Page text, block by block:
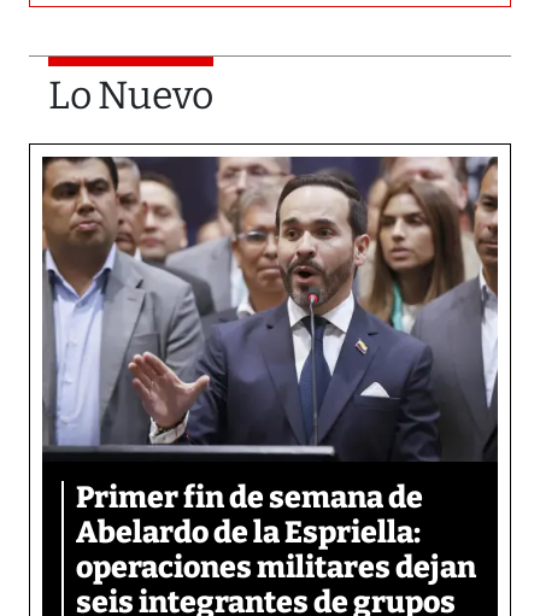
Lo Nuevo
Primer fin de semana de
Abelardo de la Espriella:
operaciones militares dejan
seis integrantes de grupos